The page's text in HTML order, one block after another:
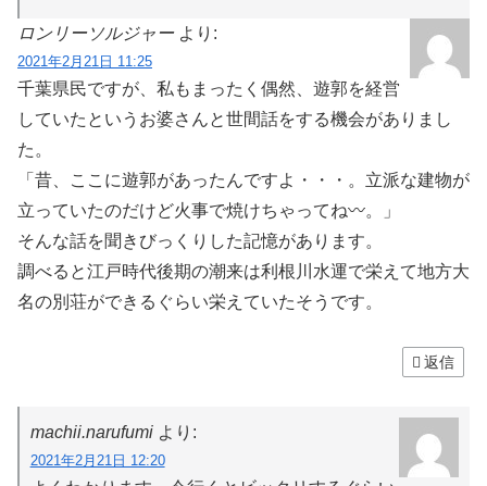
ロンリーソルジャー より:
2021年2月21日 11:25
千葉県民ですが、私もまったく偶然、遊郭を経営
していたというお婆さんと世間話をする機会がありまし
た。
「昔、ここに遊郭があったんですよ・・・。立派な建物が
立っていたのだけど火事で焼けちゃってね〰。」
そんな話を聞きびっくりした記憶があります。
調べると江戸時代後期の潮来は利根川水運で栄えて地方大
名の別荘ができるぐらい栄えていたそうです。
返信
machii.narufumi より:
2021年2月21日 12:20